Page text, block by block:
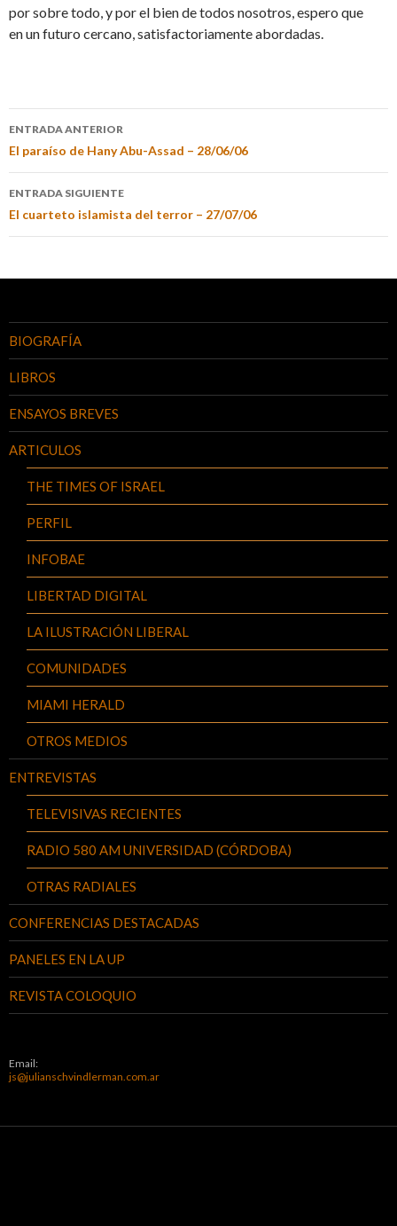
por sobre todo, y por el bien de todos nosotros, espero que
en un futuro cercano, satisfactoriamente abordadas.
ENTRADA ANTERIOR
El paraíso de Hany Abu-Assad – 28/06/06
ENTRADA SIGUIENTE
El cuarteto islamista del terror – 27/07/06
BIOGRAFÍA
LIBROS
ENSAYOS BREVES
ARTICULOS
THE TIMES OF ISRAEL
PERFIL
INFOBAE
LIBERTAD DIGITAL
LA ILUSTRACIÓN LIBERAL
COMUNIDADES
MIAMI HERALD
OTROS MEDIOS
ENTREVISTAS
TELEVISIVAS RECIENTES
RADIO 580 AM UNIVERSIDAD (CÓRDOBA)
OTRAS RADIALES
CONFERENCIAS DESTACADAS
PANELES EN LA UP
REVISTA COLOQUIO
Email:
js@julianschvindlerman.com.ar